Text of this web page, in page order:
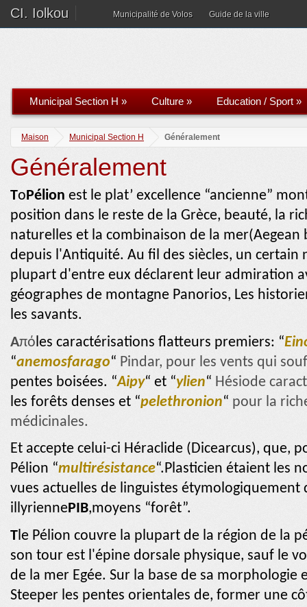
CI. Iolkou Municipalité de Volos Guide de la ville
Municipal Section H » Culture » Education / Sport »
Maison Municipal Section H Généralement
Généralement
TοPélion est le plat’ excellence “ancienne”
position dans le reste de la Grèce, beauté, la
naturelles et la combinaison de la mer(Aegean
depuis l'Antiquité. Au fil des siècles, un certain
plupart d'entre eux déclarent leur admiration
géographes de montagne Panorios, Les
les savants.
Aπό les caractérisations flatteurs premiers: “
“anemosfarago“ Pindar, pour les vents qui
pentes boisées. “Aipy“ et “ylien“ Hésiode
les forêts denses et “pelethronion“ pour la
médicinales.
Et accepte celui-ci Héraclide (Dicearcus), que,
Pélion “multirésistance“.Plasticien étaient les
vues actuelles de linguistes étymologiquement
illyriennePIB,moyens “forêt”.
T le Pélion couvre la plupart de la région de la
son tour est l'épine dorsale physique, sauf le
de la mer Egée. Sur la base de sa morphologie
Steeper les pentes orientales de, former une